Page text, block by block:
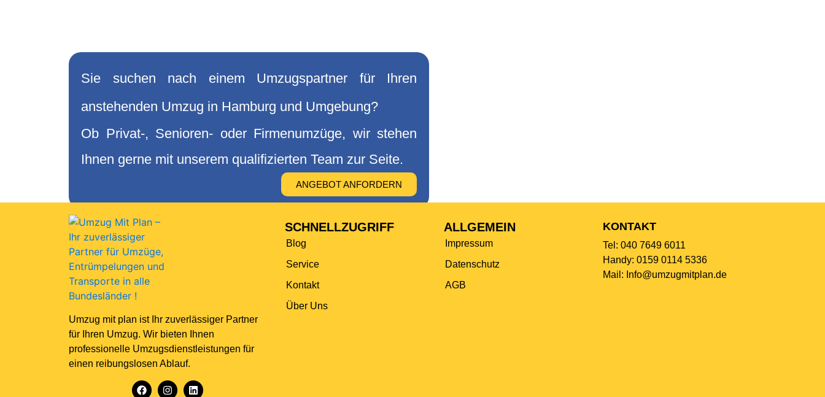
Sie suchen nach einem Umzugspartner für Ihren
anstehenden Umzug in Hamburg und Umgebung?
Ob Privat-, Senioren- oder Firmenumzüge, wir stehen
Ihnen gerne mit unserem qualifizierten Team zur Seite.
ANGEBOT ANFORDERN
Umzug mit plan ist Ihr zuverlässiger Partner
für Ihren Umzug. Wir bieten Ihnen
professionelle Umzugsdienstleistungen für
einen reibungslosen Ablauf.
SCHNELLZUGRIFF
Blog
Service
Kontakt
Über Uns
ALLGEMEIN
Impressum
Datenschutz
AGB
KONTAKT
Tel: 040 7649 6011
Handy: 0159 0114 5336
Mail: Info@umzugmitplan.de